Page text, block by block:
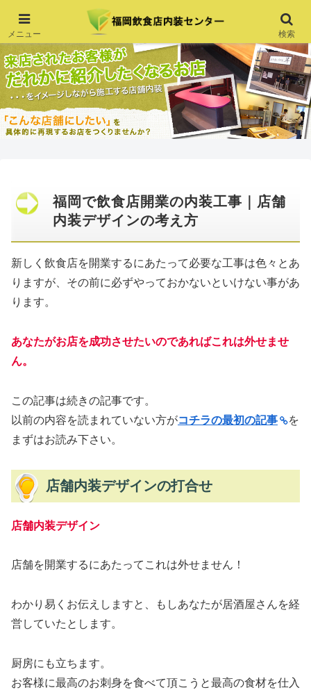
福岡で飲食店開業の内装工事｜店舗
内装デザインの考え方
新しく飲食店を開業するにあたって必要な工事は色々とあ
りますが、その前に必ずやっておかないといけない事があ
ります。
あなたがお店を成功させたいのであればこれは外せませ
ん。
この記事は続きの記事です。
以前の内容を読まれていない方がコチラの最初の記事
を
まずはお読み下さい。
店舗内装デザインの打合せ
店舗内装デザイン
店舗を開業するにあたってこれは外せません！
わかり易くお伝えしますと、もしあなたが居酒屋さんを経
営していたとします。
厨房にも立ちます。
お客様に最高のお刺身を食べて頂こうと最高の食材を仕入
メニュー 検索